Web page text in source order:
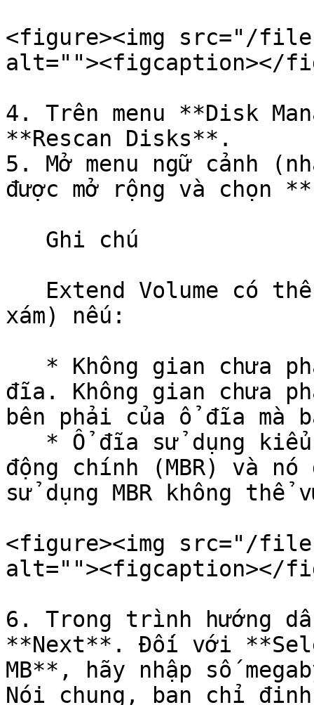
<figure><img src="/files/
alt=""><figcaption></
4. Trên menu **Disk
**Rescan Disks**.
5. Mở menu ngữ cảnh
được mở rộng và chọn
xám) nếu:
đĩa. Không gian chưa
bên phải của ổ đĩa mà
động chính (MBR) và
sử dụng MBR không
<figure><img src="/files/
alt=""><figcaption></
6. Trong trình hướng
**Next**. Đối với
MB**, hãy nhập số
Nói chung, bạn chỉ